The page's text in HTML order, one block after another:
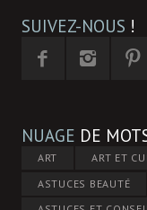
SUIVEZ-NOUS !
NUAGE DE
ART ART ET
ASTUCES BEAUTÉ